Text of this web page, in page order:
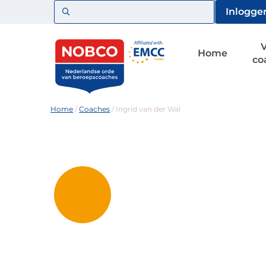
Zoeken
Home
Home /Coaches / Ingrid van der Wal